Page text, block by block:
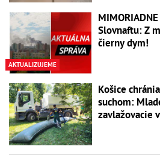
AKTUALIZUJEME
Slovnaftu: Z
čierny dym!
Košice
suchom:
zavlažovacie